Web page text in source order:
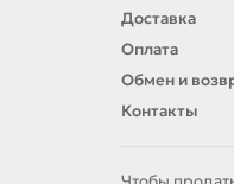
Доставка
Оплата
Обмен и
Контакты